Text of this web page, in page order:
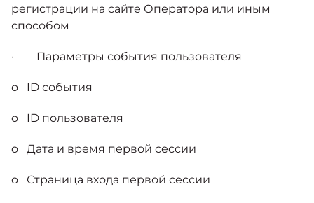
регистрации на сайте Оператора или иным
способом
· Параметры события пользователя
o ID события
o ID пользователя
o Дата и время первой сессии
o Страница входа первой сессии